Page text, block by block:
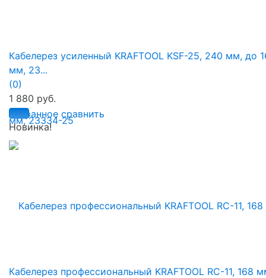
избранное сравнить
Кабелерез усиленный KRAFTOOL KSF-25, 240 мм, до
мм, 23...
(0)
1 880 руб.
Новинка!
Кабелерез профессиональный KRAFTOOL RC-11, 168